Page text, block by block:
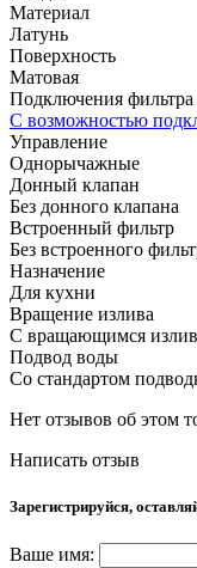
Материал
Латунь
Поверхность
Матовая
Подключения фильтра
С возможностью
Управление
Однорычажные
Донный клапан
Без донного клапана
Встроенный фильтр
Без встроенного
Назначение
Для кухни
Вращение излива
С вращающимся
Подвод воды
Со стандартом
Нет отзывов об этом
Написать отзыв
Зарегистрируйся,
Ваше имя: